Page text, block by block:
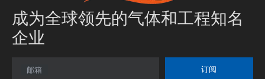
成为全球领先的气体和工程知名
企业
邮箱 订阅